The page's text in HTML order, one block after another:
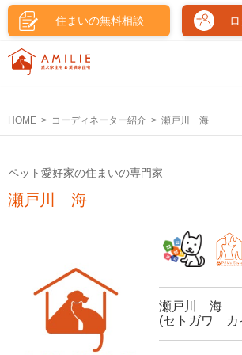
住まいの無料相談
HOME コーディネーター紹介 瀬戸川 海
ペット愛好家の住まいの専門家
瀬戸川 海
瀬戸川 海
(セトガワ カ